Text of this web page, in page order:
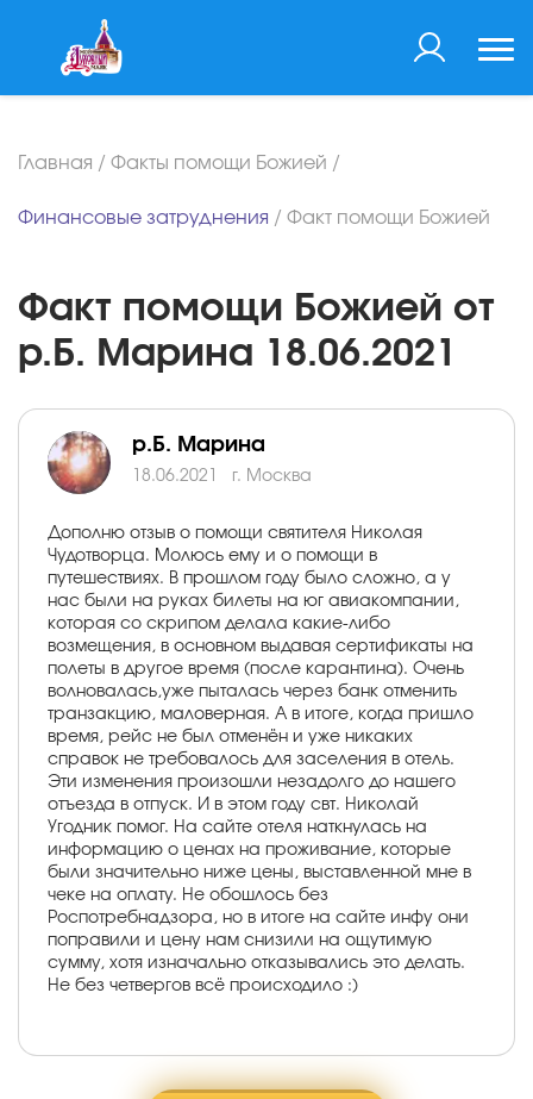
Главная / Факты помощи Божией /
Финансовые затруднения / Факт помощи Божией
Факт помощи Божией от
р.Б. Марина 18.06.2021
р.Б. Марина
18.06.2021 г. Москва
Дополню отзыв о помощи святителя Николая
Чудотворца. Молюсь ему и о помощи в
путешествиях. В прошлом году было сложно, а у
нас были на руках билеты на юг авиакомпании,
которая со скрипом делала какие-либо
возмещения, в основном выдавая сертификаты на
полеты в другое время (после карантина). Очень
волновалась,уже пыталась через банк отменить
транзакцию, маловерная. А в итоге, когда пришло
время, рейс не был отменён и уже никаких
справок не требовалось для заселения в отель.
Эти изменения произошли незадолго до нашего
отъезда в отпуск. И в этом году свт. Николай
Угодник помог. На сайте отеля наткнулась на
информацию о ценах на проживание, которые
были значительно ниже цены, выставленной мне в
чеке на оплату. Не обошлось без
Роспотребнадзора, но в итоге на сайте инфу они
поправили и цену нам снизили на ощутимую
сумму, хотя изначально отказывались это делать.
Не без четвергов всё происходило :)